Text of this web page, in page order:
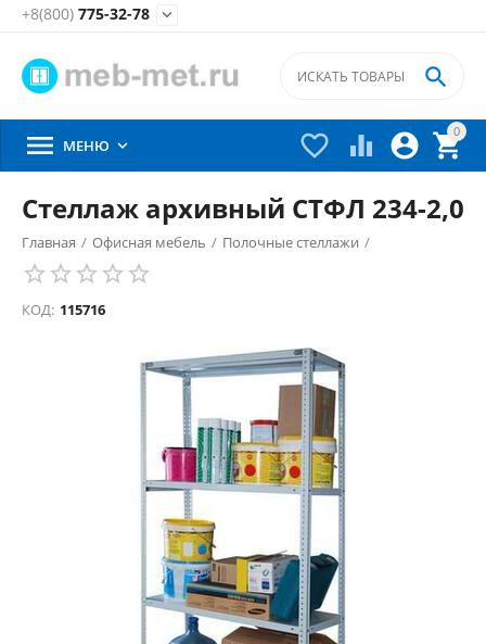
+8(800) 775-32-78 
0


 

 МЕНЮ 
Стеллаж архивный СТФЛ 234-2,0
Главная / Офисная мебель / Полочные стеллажи /
Стеллажи для документов
КОД: 115716